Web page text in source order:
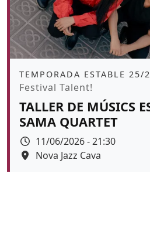
Àmbit
TEMPORADA ESTABLE 25/
Promoció
Festival Talent!
TALLER DE MÚSICS
SAMA QUARTET
Data
11/06/2026 - 21:30
Espai
Nova Jazz Cava